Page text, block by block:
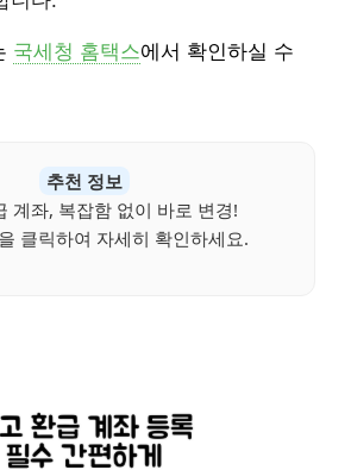
국세청 홈택스에서 확인하실 수
추천 정보
계좌, 복잡함 없이 바로 변경!
클릭하여 자세히 확인하세요.